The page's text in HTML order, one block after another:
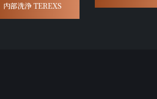
内部洗浄 TEREXS